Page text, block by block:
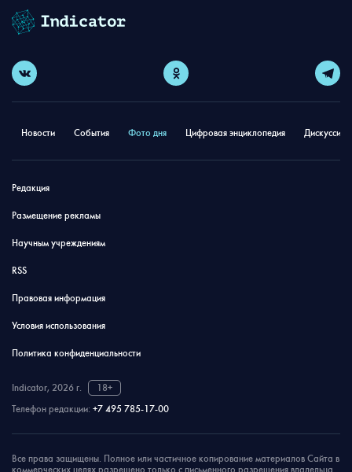
Новости События Фото дня Цифровая энциклопедия
Редакция
Размещение рекламы
Научным учреждениям
RSS
Правовая информация
Условия использования
Политика конфиденциальности
Indicator, 2026 г.
18+
Телефон редакции: +7 495 785-17-00
Все права защищены. Полное или частичное копирование материалов Сайта в
коммерческих целях разрешено только с письменного разрешения владельца